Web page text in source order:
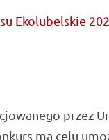
Ekolubelskie
przez
ma celu